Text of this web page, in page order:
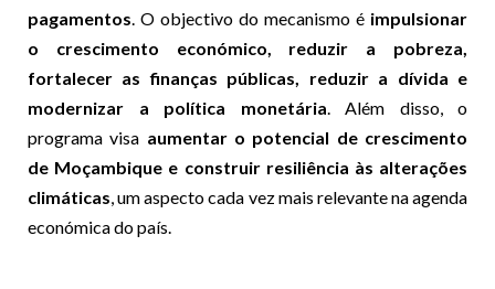
pagamentos. O objectivo do mecanismo é impulsionar
o crescimento económico, reduzir a pobreza,
fortalecer as finanças públicas, reduzir a dívida e
modernizar a política monetária. Além disso, o
programa visa aumentar o potencial de crescimento
de Moçambique e construir resiliência às alterações
climáticas, um aspecto cada vez mais relevante na agenda
económica do país.